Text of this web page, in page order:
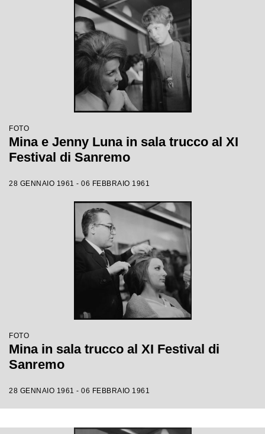
FOTO
Mina e Jenny Luna in sala trucco al XI
Festival di Sanremo
28 GENNAIO 1961 - 06 FEBBRAIO 1961
FOTO
Mina in sala trucco al XI Festival di
Sanremo
28 GENNAIO 1961 - 06 FEBBRAIO 1961